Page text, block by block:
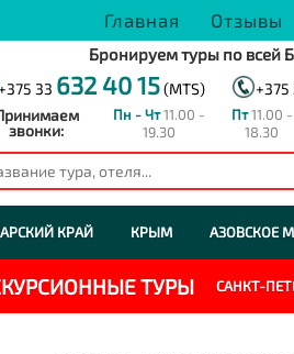
Главная Отзывы
Бронируем туры по всей
33 632 40 15(MTS) +375
звонки:
Пн - Чт11.00 -
19.30
Пт11.00 -
18.30
КРАЙ КРЫМ АЗОВСКОЕ
ТУРЫ САНКТ-